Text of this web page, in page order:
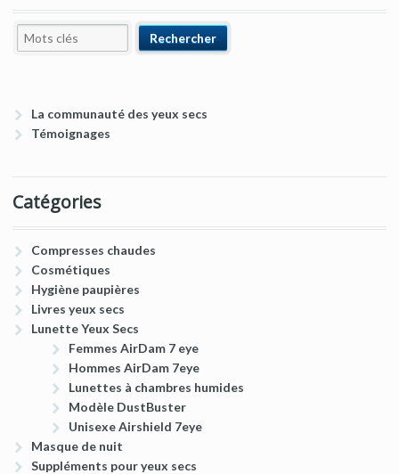
La communauté des yeux secs
Témoignages
Catégories
Compresses chaudes
Cosmétiques
Hygiène paupières
Livres yeux secs
Lunette Yeux Secs
Femmes AirDam 7 eye
Hommes AirDam 7eye
Lunettes à chambres humides
Modèle DustBuster
Unisexe Airshield 7eye
Masque de nuit
Suppléments pour yeux secs